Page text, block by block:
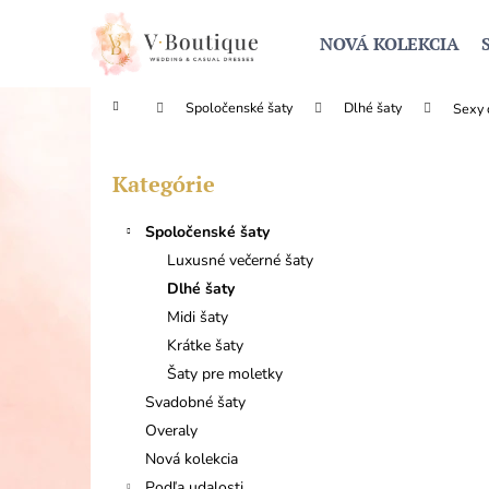
NOVÁ KOLEKCIA
Domov Spoločenské šaty Dlhé šaty Sexy
Preskočiť
kategórie
Kategórie
Spoločenské šaty
Luxusné večerné šaty
Dlhé šaty
Midi šaty
Krátke šaty
Šaty pre moletky
Svadobné šaty
Overaly
Nová kolekcia
Späť
Späť